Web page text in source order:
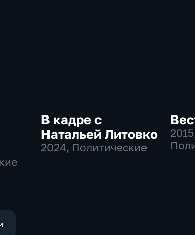
В кадре с
Натальей Литовко
2024, Политические
2015